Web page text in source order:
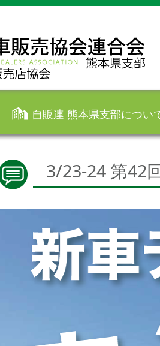
自販連 熊本県支部につい
3/23-24 第42